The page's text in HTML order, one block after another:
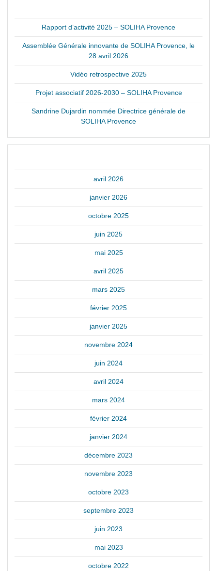
Rapport d’activité 2025 – SOLIHA Provence
Assemblée Générale innovante de SOLIHA Provence, le
28 avril 2026
Vidéo retrospective 2025
Projet associatif 2026-2030 – SOLIHA Provence
Sandrine Dujardin nommée Directrice générale de
SOLIHA Provence
avril 2026
janvier 2026
octobre 2025
juin 2025
mai 2025
avril 2025
mars 2025
février 2025
janvier 2025
novembre 2024
juin 2024
avril 2024
mars 2024
février 2024
janvier 2024
décembre 2023
novembre 2023
octobre 2023
septembre 2023
juin 2023
mai 2023
octobre 2022